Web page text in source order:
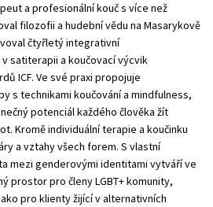
a profesionální kouč s více než
filozofii a hudební vědu na Masarykově
čtyřletý integrativní
satiterapii a koučovací výcvik
ICF. Ve své praxi propojuje
s technikami koučování a mindfulness,
potenciál každého člověka žít
Kromě individuální terapie a koučinku
a vztahy všech forem. S vlastní
mezi genderovými identitami vytváří ve
prostor pro členy LGBT+ komunity,
pro klienty žijící v alternativních